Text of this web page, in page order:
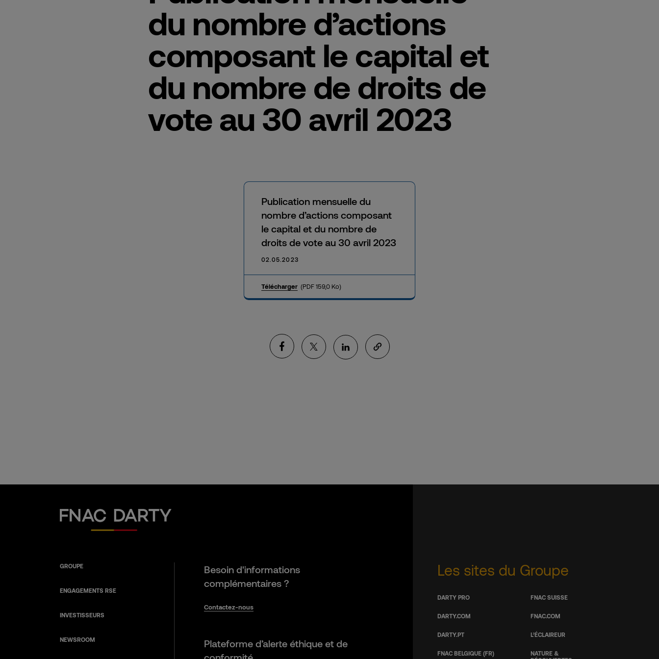
du nombre d’actions
composant le capital et
du nombre de droits de
vote au 30 avril 2023
Publication mensuelle du
nombre d’actions composant
le capital et du nombre de
droits de vote au 30 avril 2023
02.05.2023
Télécharger (PDF 159,0 Ko)
Fnac Darty
GROUPE
ENGAGEMENTS RSE
INVESTISSEURS
NEWSROOM
Besoin d'informations
complémentaires ?
Contactez-nous
Plateforme d’alerte éthique et de
Les sites du Groupe
DARTY PRO
DARTY.COM
DARTY.PT
FNAC BELGIQUE (FR)
FNAC SUISSE
FNAC.COM
L’ÉCLAIREUR
NATURE &